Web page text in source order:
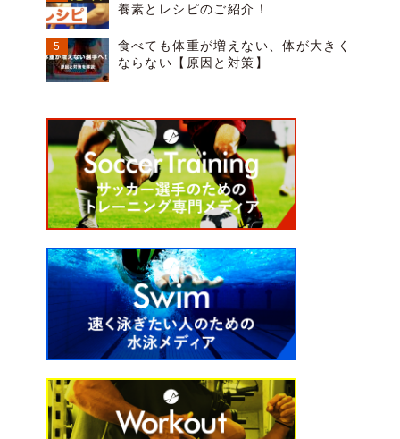
養素とレシピのご紹介！
食べても体重が増えない、体が大きく
ならない【原因と対策】